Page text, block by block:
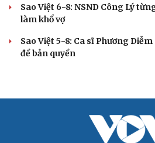
Sao Việt 6-8: NSND Công Lý
làm khổ vợ
Sao Việt 5-8: Ca sĩ Phương
đề bản quyền